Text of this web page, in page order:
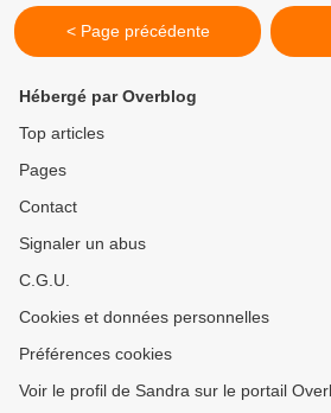
< Page précédente
Hébergé par Overblog
Top articles
Pages
Contact
Signaler un abus
C.G.U.
Cookies et données personnelles
Préférences cookies
Voir le profil de Sandra sur le portail